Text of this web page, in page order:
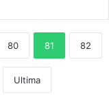
80 81 82
Ultima